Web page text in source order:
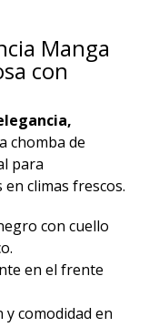
Manga
con
chomba de
para
climas frescos.
con cuello
en el frente
comodidad en